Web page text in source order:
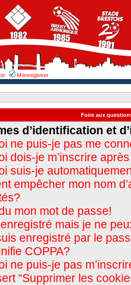
M’enregistrer
Foire aux
d’identification et
ne puis-je pas me
dois-je m’inscrire
suis-je
empêcher mon nom
mon mot de passe!
mais je ne
enregistré par le
COPPA?
ne puis-je pas
“Supprimer les